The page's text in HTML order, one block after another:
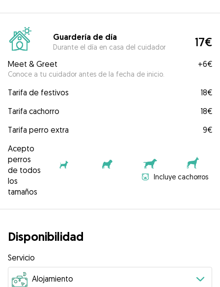
Guardería de día
Durante el día en casa del cuidador 17€
Meet & Greet
Conoce a tu cuidador antes de la fecha de inicio.
+6€
Tarifa de festivos
18€
Tarifa cachorro
18€
Tarifa perro extra
9€
Acepto
perros
de todos
los
tamaños
Incluye cachorros
Disponibilidad
Servicio